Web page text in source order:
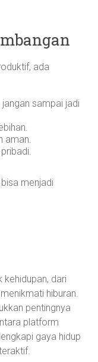
ada
sampai jadi
aman.
menjadi
kehidupan, dari
hiburan.
pentingnya
platform
gaya hidup